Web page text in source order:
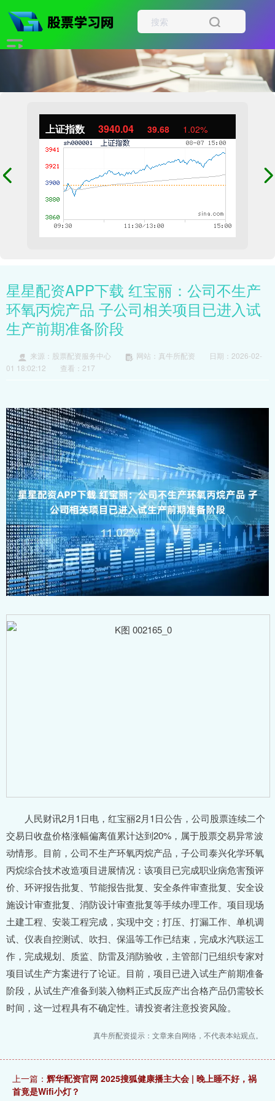
上证指数 3940.04 39.68 1.02%
星星配资APP下载 红宝丽：公司不生产
环氧丙烷产品 子公司相关项目已进入试
生产前期准备阶段
来源：股票配资服务中心 网站：真牛所配资
日期：2026-02-
01 18:02:12
查看：217
人民财讯2月1日电，红宝丽2月1日公告，公司股票连续二个
交易日收盘价格涨幅偏离值累计达到20%，属于股票交易异常波
动情形。目前，公司不生产环氧丙烷产品，子公司泰兴化学环氧
丙烷综合技术改造项目进展情况：该项目已完成职业病危害预评
价、环评报告批复、节能报告批复、安全条件审查批复、安全设
施设计审查批复、消防设计审查批复等手续办理工作。项目现场
土建工程、安装工程完成，实现中交；打压、打漏工作、单机调
试、仪表自控测试、吹扫、保温等工作已结束，完成水汽联运工
作，完成规划、质监、防雷及消防验收，主管部门已组织专家对
项目试生产方案进行了论证。目前，项目已进入试生产前期准备
阶段，从试生产准备到装入物料正式反应产出合格产品仍需较长
时间，这一过程具有不确定性。请投资者注意投资风险。
真牛所配资提示：文章来自网络，不代表本站观点。
上一篇： 辉华配资官网 2025搜狐健康播主大会 | 晚上睡不好，祸
首竟是Wifi小灯？